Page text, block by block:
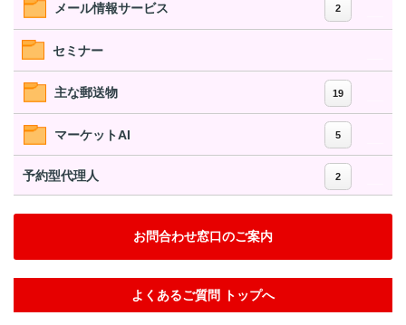
メール情報サービス 2
セミナー
主な郵送物 19
マーケットAI 5
予約型代理人 2
お問合わせ窓口のご案内
よくあるご質問 トップへ